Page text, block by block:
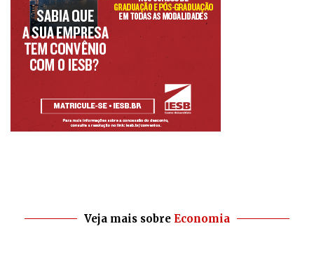
Veja mais sobre Economia